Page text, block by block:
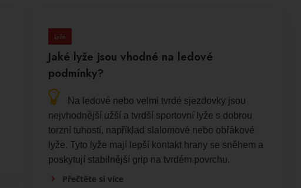
Lyže
Jaké lyže jsou vhodné na ledové
podmínky?
Na ledové nebo velmi tvrdé sjezdovky jsou
nejvhodnější užší a tvrdší sportovní lyže s dobrou
torzní tuhostí, například slalomové nebo obřákové
lyže. Tyto lyže mají lepší kontakt hrany se sněhem a
poskytují stabilnější grip na tvrdém povrchu.
Přečtěte si více